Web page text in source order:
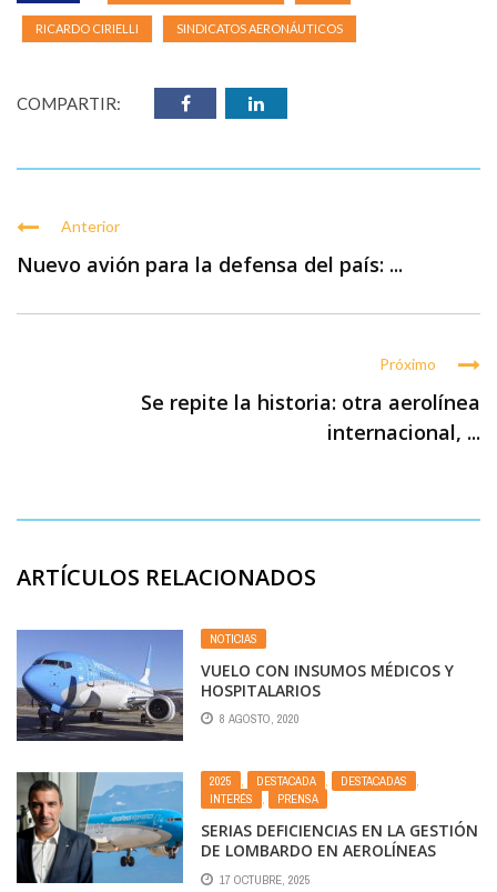
RICARDO CIRIELLI SINDICATOS AERONÁUTICOS
COMPARTIR:
Anterior
Nuevo avión para la defensa del país: ...
Próximo
Se repite la historia: otra aerolínea
internacional, ...
ARTÍCULOS RELACIONADOS
NOTICIAS
VUELO CON INSUMOS MÉDICOS Y
HOSPITALARIOS
8 AGOSTO, 2020
2025 , DESTACADA , DESTACADAS
,
INTERÉS
, PRENSA
SERIAS DEFICIENCIAS EN LA GESTIÓN
DE LOMBARDO EN AEROLÍNEAS
ARGENTINAS
17 OCTUBRE, 2025